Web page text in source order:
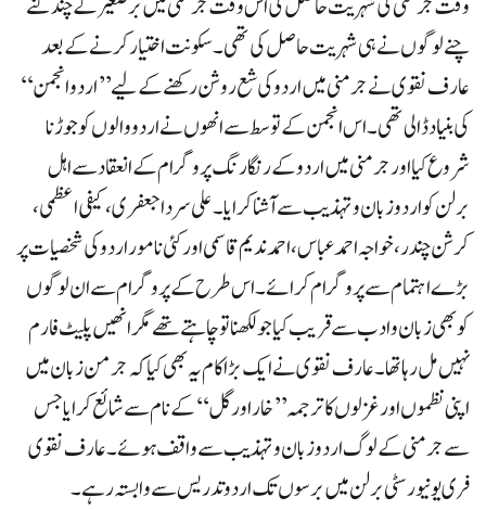
چنے لوگوں نے ہی شہریت حاصل کی تھی۔سکونت اختیار کرنے کے بعد
عارف نقوی نے جرمنی میں اردو کی شع روشن رکھنے کے لیے’’اردو انجمن‘‘
کی بنیاد ڈالی تھی۔ اس انجمن کے توسط سے انھوں نے اردو والوں کو جوڑنا
شروع کیا اور جرمنی میں اردو کے رنگارنگ پروگرام کے انعقاد سے اہل
برلن کو اردو زبان و تہذیب سے آشنا کرایا۔علی سردا جعفری، کیفی اعظمی ،
کرشن چندر، خواجہ احمد عباس ، احمد ندیم قاسمی اور کئی نامور اردو کی شخصیات پر
بڑے اہتمام سے پروگرام کرائے ۔ اس طرح کے پروگرام سے ان لوگوں
کو بھی زبان و ادب سے قریب کیا جو لکھنا تو چاہتے تھے مگر انھیں پلیٹ فارم
نہیں مل رہاتھا۔ عارف نقوی نے ایک بڑا کام یہ بھی کیا کہ جرمن زبان میں
اپنی نظموں او ر غزلوں کا ترجمہ ’’خار اور گل‘‘کے نام سے شائع کرایا جس
سےجرمنی کے لوگ اردو زبان وتہذیب سے واقف ہوئے ۔ عارف نقوی
فری یونیورسٹی برلن میں برسوں تک اردوتدریس سے وابستہ رہے۔